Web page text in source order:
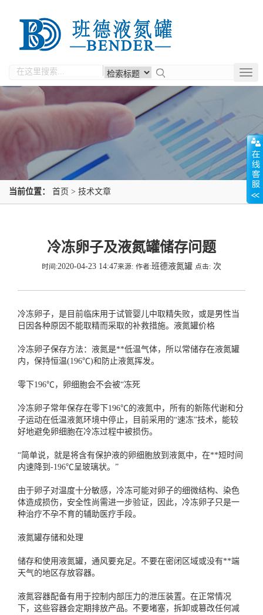
当前位置： 首页 > 技术文章
冷冻卵子及液氮罐储存问题
时间:2020-04-23 14:47来源: 作者:班德液氮罐 点击: 次
冷冻卵子，是目前临床用于试管婴儿中取精失败，或是男性当
日因各种原因不能取精而采取的补救措施。 液氮罐价格
冷冻卵子保存方法：液氮是**低温气体，所以常储存在液氮罐
内，保持恒温(196℃)和防止液氮挥发。
零下196℃，卵细胞会不会被“冻死
冷冻卵子常年保存在零下196℃的液氮中，所有的新陈代谢和分
子运动在低温液氮环境中停止，目前采用的“速冻”技术，能较
好地避免卵细胞在冷冻过程中被损伤。
“简单说，就是将含有保护液的卵细胞放到液氮中，在**短时间
内速降到-196℃呈玻璃状。”
由于卵子对温度十分敏感，冷冻可能对卵子的细微结构、染色
体造成损伤，安全性尚需进一步验证，因此，冷冻卵子只是一
种治疗不孕不育的辅助医疗手段。
液氮罐存储和处理
储存和使用液氮罐，通风要充足。不要在密闭区域或没有**端
天气的地区存放容器。
液氮容器配备有用于控制内部压力的泄压装置。在正常情况
下，这些容器会定期排放产品。不要堵塞，拆卸或篡改任何减